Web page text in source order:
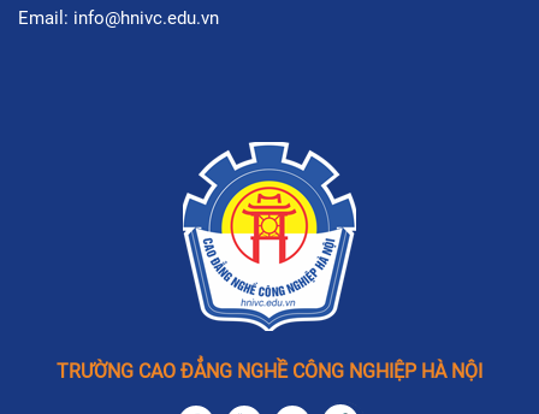
Email: info@hnivc.edu.vn
TRƯỜNG CAO ĐẲNG NGHỀ CÔNG NGHIỆP HÀ NỘI